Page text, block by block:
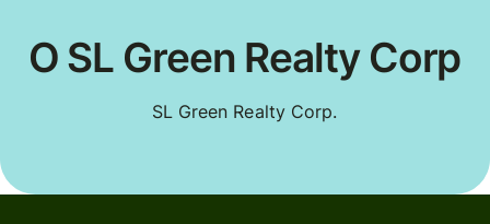
O SL Green Realty Corp
SL Green Realty Corp.